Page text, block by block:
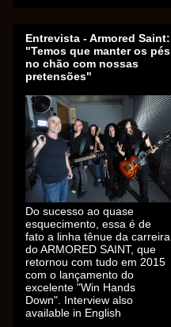
Entrevista - Armored Saint:
"Temos que manter os pés
no chão com nossas
pretensões"
Do sucesso ao quase
esquecimento, essa é de
fato a linha tênue da carreira
do ARMORED SAINT, que
retornou com tudo em 2015
com o lançamento do
excelente "Win Hands
Down". Interview also
available in English